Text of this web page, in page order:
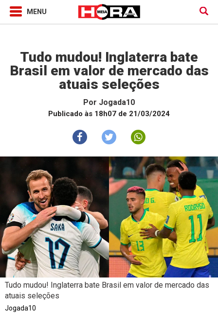
Tudo mudou! Inglaterra bate
Brasil em valor de mercado das
atuais seleções
Por Jogada10
Publicado às 18h07 de 21/03/2024
Tudo mudou! Inglaterra bate Brasil em valor de mercado das
atuais seleções
Jogada10